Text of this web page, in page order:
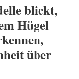
blickt,
Hügel
über